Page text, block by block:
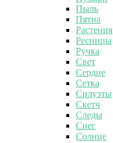
Пыль
Пятна
Растения
Ресницы
Ручка
Свет
Сердце
Сетка
Силуэты
Скетч
Следы
Снег
Солнце